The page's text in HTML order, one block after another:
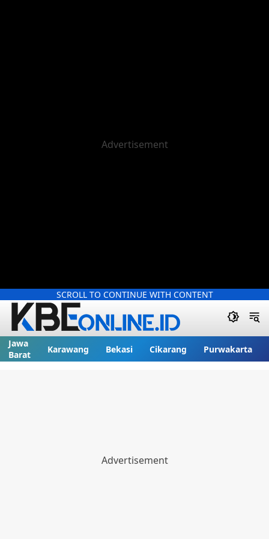
SCROLL TO CONTINUE WITH CONTENT
Jawa
Barat
Karawang Bekasi Cikarang Purwakarta